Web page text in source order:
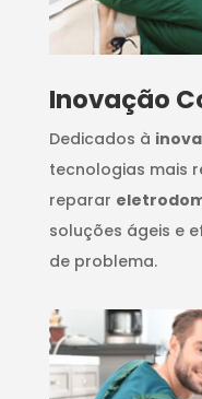
Inovação
Dedicados à
tecnologias mais
reparar
soluções ágeis e
de problema.